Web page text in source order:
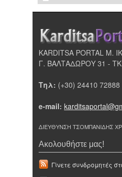
KARDITSA PORTAL Μ.
Γ. ΒΑΛΤΑΔΩΡΟΥ 31 -
Τηλ: (+30) 24410 72888
e-mail:
ΔΙΕΥΘΥΝΣΗ ΤΣΟΜΠΑΝΙΔΗΣ
Ακολουθήστε μας!
Γίνετε συνδρομητές